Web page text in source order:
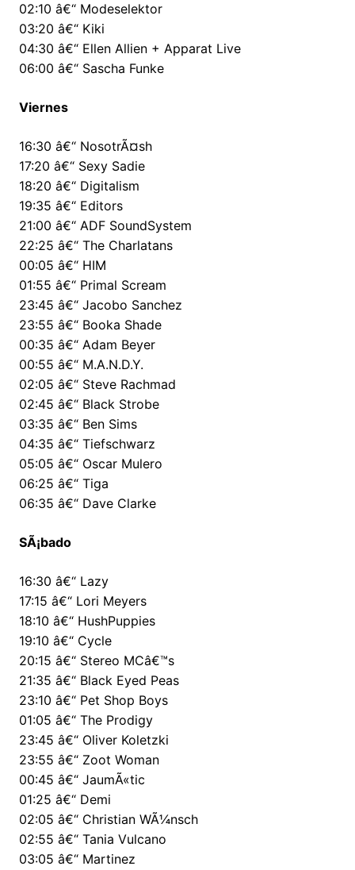
02:10 â€“ Modeselektor
03:20 â€“ Kiki
04:30 â€“ Ellen Allien + Apparat Live
06:00 â€“ Sascha Funke
Viernes
16:30 â€“ NosotrÃ¤sh
17:20 â€“ Sexy Sadie
18:20 â€“ Digitalism
19:35 â€“ Editors
21:00 â€“ ADF SoundSystem
22:25 â€“ The Charlatans
00:05 â€“ HIM
01:55 â€“ Primal Scream
23:45 â€“ Jacobo Sanchez
23:55 â€“ Booka Shade
00:35 â€“ Adam Beyer
00:55 â€“ M.A.N.D.Y.
02:05 â€“ Steve Rachmad
02:45 â€“ Black Strobe
03:35 â€“ Ben Sims
04:35 â€“ Tiefschwarz
05:05 â€“ Oscar Mulero
06:25 â€“ Tiga
06:35 â€“ Dave Clarke
SÃ¡bado
16:30 â€“ Lazy
17:15 â€“ Lori Meyers
18:10 â€“ HushPuppies
19:10 â€“ Cycle
20:15 â€“ Stereo MCâ€™s
21:35 â€“ Black Eyed Peas
23:10 â€“ Pet Shop Boys
01:05 â€“ The Prodigy
23:45 â€“ Oliver Koletzki
23:55 â€“ Zoot Woman
00:45 â€“ JaumÃ«tic
01:25 â€“ Demi
02:05 â€“ Christian WÃ¼nsch
02:55 â€“ Tania Vulcano
03:05 â€“ Martinez